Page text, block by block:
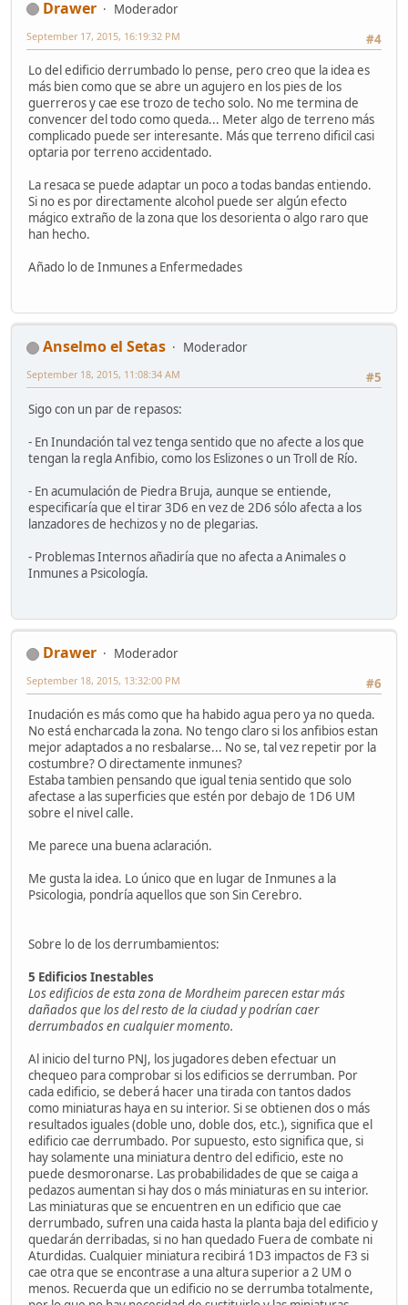
Drawer
Moderador
#4
September 17, 2015, 16:19:32 PM
Lo del edificio derrumbado lo pense, pero creo que la idea es
más bien como que se abre un agujero en los pies de los
guerreros y cae ese trozo de techo solo. No me termina de
convencer del todo como queda... Meter algo de terreno más
complicado puede ser interesante. Más que terreno dificil casi
optaria por terreno accidentado.
La resaca se puede adaptar un poco a todas bandas entiendo.
Si no es por directamente alcohol puede ser algún efecto
mágico extraño de la zona que los desorienta o algo raro que
han hecho.
Añado lo de Inmunes a Enfermedades
Anselmo el Setas
Moderador
#5
September 18, 2015, 11:08:34 AM
Sigo con un par de repasos:
- En Inundación tal vez tenga sentido que no afecte a los que
tengan la regla Anfibio, como los Eslizones o un Troll de Río.
- En acumulación de Piedra Bruja, aunque se entiende,
especificaría que el tirar 3D6 en vez de 2D6 sólo afecta a los
lanzadores de hechizos y no de plegarias.
- Problemas Internos añadiría que no afecta a Animales o
Inmunes a Psicología.
Drawer
Moderador
#6
September 18, 2015, 13:32:00 PM
Inudación es más como que ha habido agua pero ya no queda.
No está encharcada la zona. No tengo claro si los anfibios estan
mejor adaptados a no resbalarse... No se, tal vez repetir por la
costumbre? O directamente inmunes?
Estaba tambien pensando que igual tenia sentido que solo
afectase a las superficies que estén por debajo de 1D6 UM
sobre el nivel calle.
Me parece una buena aclaración.
Me gusta la idea. Lo único que en lugar de Inmunes a la
Psicologia, pondría aquellos que son Sin Cerebro.
Sobre lo de los derrumbamientos:
5 Edificios Inestables
Los edificios de esta zona de Mordheim parecen estar más
dañados que los del resto de la ciudad y podrían caer
derrumbados en cualquier momento.
Al inicio del turno PNJ, los jugadores deben efectuar un
chequeo para comprobar si los edificios se derrumban. Por
cada edificio, se deberá hacer una tirada con tantos dados
como miniaturas haya en su interior. Si se obtienen dos o más
resultados iguales (doble uno, doble dos, etc.), significa que el
edificio cae derrumbado. Por supuesto, esto significa que, si
hay solamente una miniatura dentro del edificio, este no
puede desmoronarse. Las probabilidades de que se caiga a
pedazos aumentan si hay dos o más miniaturas en su interior.
Las miniaturas que se encuentren en un edificio que cae
derrumbado, sufren una caida hasta la planta baja del edificio y
quedarán derribadas, si no han quedado Fuera de combate ni
Aturdidas. Cualquier miniatura recibirá 1D3 impactos de F3 si
cae otra que se encontrase a una altura superior a 2 UM o
menos. Recuerda que un edificio no se derrumba totalmente,